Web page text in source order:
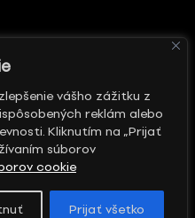
vášho zážitku z
reklám alebo
Kliknutím na „Prijať
súborov
cookie
Prijať všetko
dizajnu, Všetky